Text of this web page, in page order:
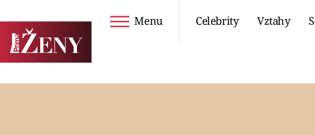
Menu Celebrity Vztahy